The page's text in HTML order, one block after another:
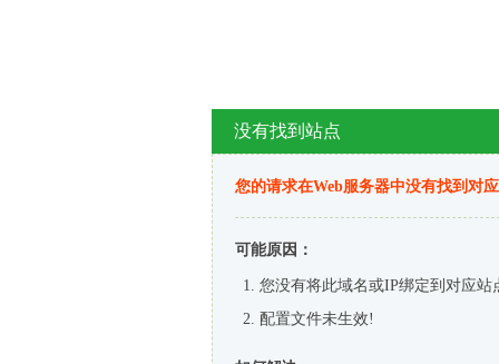
没有找到站点
您的请求在Web服务器中没有找到对
可能原因：
您没有将此域名或IP绑定到对应站
配置文件未生效!